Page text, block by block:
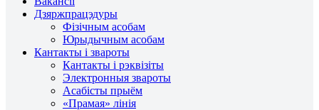
Дзяржпрацэдуры
Фізічным асобам
Юрыдычным асобам
Кантакты і звароты
Кантакты і рэквізіты
Электронныя звароты
Асабісты прыём
«Прамая» лінія